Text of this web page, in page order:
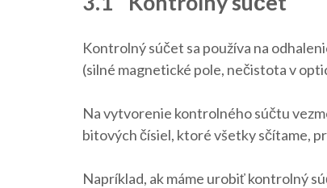
Kontrolný súčet sa používa na
(silné magnetické pole, nečistota v
Na vytvorenie kontrolného súčtu
bitových čísiel, ktoré všetky sčítame,
Napríklad, ak máme urobiť kontrolný